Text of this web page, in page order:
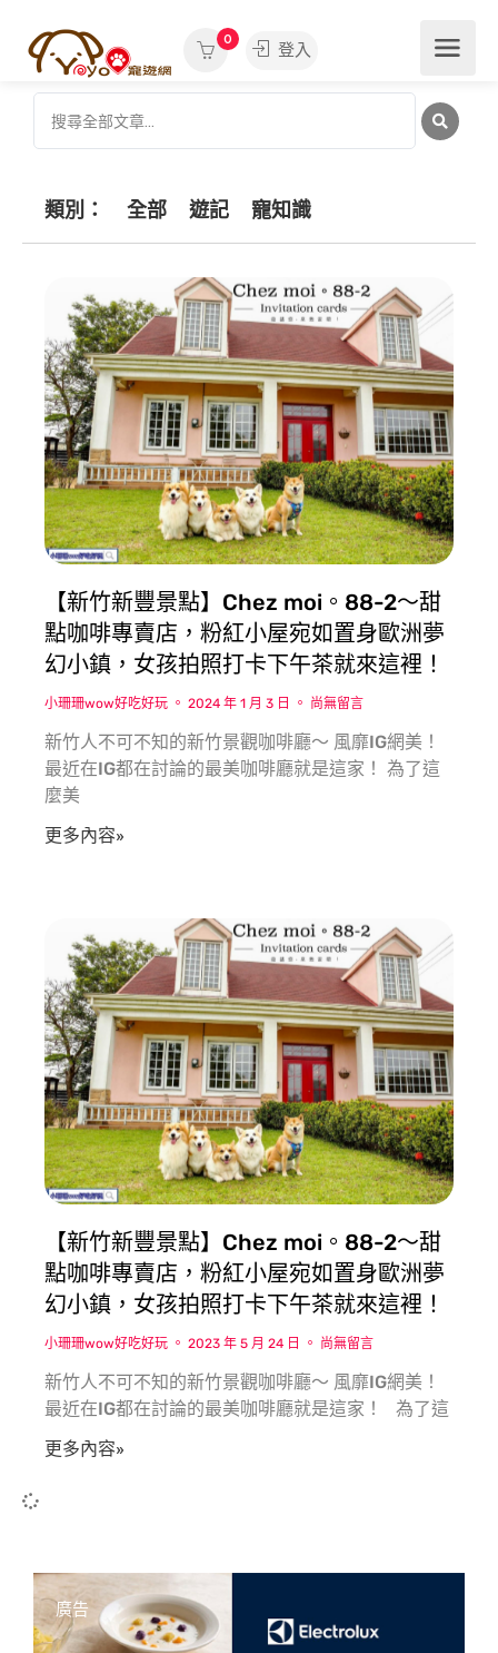
0
登入
類別： 全部 遊記 寵知識
【新竹新豐景點】Chez moi。88-2〜甜
點咖啡專賣店，粉紅小屋宛如置身歐洲夢
幻小鎮，女孩拍照打卡下午茶就來這裡！
小珊珊wow好吃好玩 2024 年 1 月 3 日 尚無留言
新竹人不可不知的新竹景觀咖啡廳〜 風靡IG網美！
最近在IG都在討論的最美咖啡廳就是這家！ 為了這
麼美
更多內容»
【新竹新豐景點】Chez moi。88-2〜甜
點咖啡專賣店，粉紅小屋宛如置身歐洲夢
幻小鎮，女孩拍照打卡下午茶就來這裡！
小珊珊wow好吃好玩 2023 年 5 月 24 日 尚無留言
新竹人不可不知的新竹景觀咖啡廳〜 風靡IG網美！
最近在IG都在討論的最美咖啡廳就是這家！ 為了這
更多內容»
廣告